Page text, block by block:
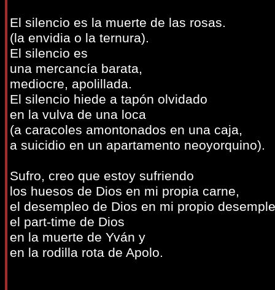
El silencio es la muerte de las rosas.
(la envidia o la ternura).
El silencio es
una mercancía barata,
mediocre, apolillada.
El silencio hiede a tapón olvidado
en la vulva de una loca
(a caracoles amontonados en una caja,
a suicidio en un apartamento neoyorquino).
Sufro, creo que estoy sufriendo
los huesos de Dios en mi propia carne,
el desempleo de Dios en mi propio
el part-time de Dios
en la muerte de Yván y
en la rodilla rota de Apolo.